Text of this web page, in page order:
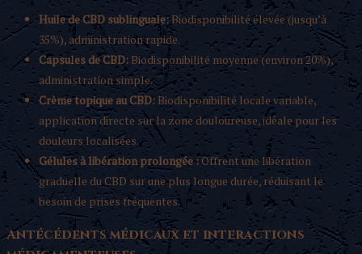
Huile de CBD sublinguale:Biodisponibilité élevée (jusqu’à
35%), administration rapide.
Capsules de CBD: Biodisponibilité moyenne (environ 20%),
administration simple.
Crème topique au CBD: Biodisponibilité locale variable,
application directe sur la zone douloureuse, idéale pour les
douleurs localisées.
Gélules à libération prolongée :Offrent une libération
graduelle du CBD sur une plus longue durée, réduisant le
besoin de prises fréquentes.
Antécédents médicaux et interactions